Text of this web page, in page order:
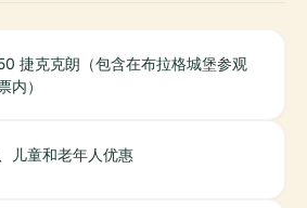
捷克克朗（包含在布拉格城堡参观
内）
儿童和老年人优惠